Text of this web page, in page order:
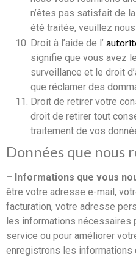
n’êtes pas satisfait de
été traitée, veuillez nous
Droit à l’aide de l’
signifie que vous avez
surveillance et le droit
que réclamer des
Droit de retirer votre
droit de retirer tout
traitement de vos
Données que nous
– Informations que vous
être votre adresse e-mail,
facturation, votre adresse
les informations nécessaires
service ou pour améliorer
enregistrons les informations